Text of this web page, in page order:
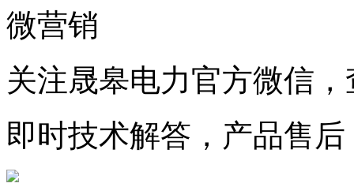
微营销
关注晟皋电力官方微信
即时技术解答，产品售